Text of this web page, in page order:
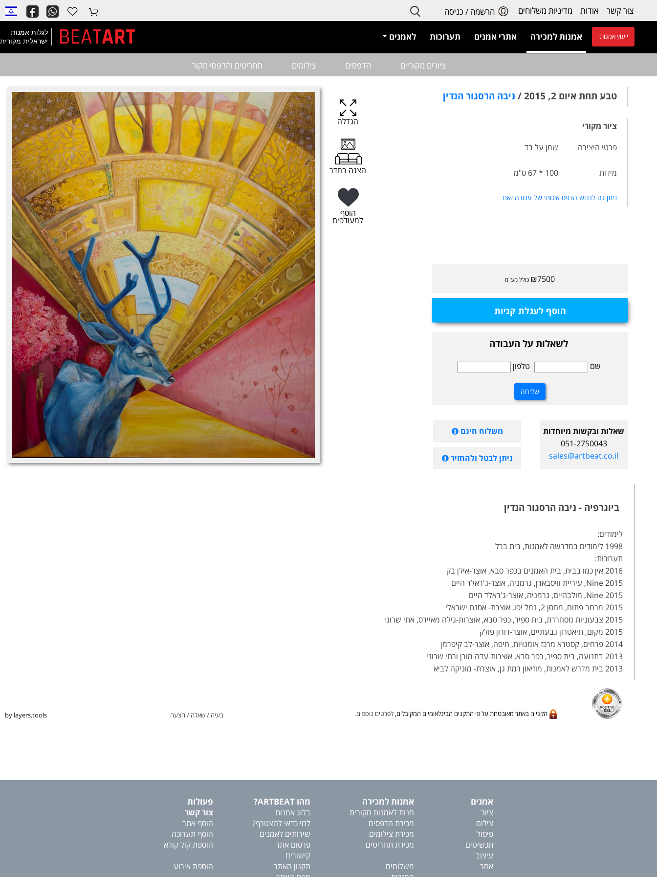
צור קשר אודות מדיניות משלוחים הרשמה / כניסה
לגלות אמנות
ישראלית מקורית
ART
BEAT ייעוץ אמנותי אמנות למכירה אתרי אמנים תערוכות לאמנים
ציורים מקוריים הדפסים צילומים תחריטים והדפסי מקור
הגדלה
הצגה בחדר
הוסף
למעודפים
טבע תחת איום 2, 2015 / ניבה הרסגור הנדין
ציור מקורי
פרטי היצירה
שמן על בד
מידות 100 * 67 ס"מ
ניתן גם לרכוש הדפס איכותי של עבודה זאת
₪7500 כולל מע"מ
הוסף לעגלת קניות
לשאלות על העבודה
שם טלפון
שאלות ובקשות מיוחדות
051-2750043
sales@artbeat.co.il
משלוח חינם
ניתן לבטל ולהחזיר
ביוגרפיה - ניבה הרסגור הנדין
לימודים:
1998 לימודים במדרשה לאמנות, בית ברל
תערוכות:
2016 אין כמו בבית, בית האמנים בכפר סבא, אוצר-אילן בק
2015 Nine, עיריית וויסבאדן, גרמניה, אוצר-ג'ראלד היים
2015 Nine, מולבהיים, גרמניה, אוצר-ג'ראלד היים
2015 מרחב פתוח, מחסן 2, נמל יפו, אוצרת- אסנת ישראלי
2015 צבעוניות מסחררת, בית ספיר, כפר סבא, אוצרות-גילה מאיירס, אתי שרוני
2015 מקום, תיאטרון גבעתיים, אוצר-דורון פולק
2014 פרחים, קסטרא מרכז אומנויות, חיפה, אוצר-לב קיפרמן
2013 בתנועה, בית ספיר, כפר סבא, אוצרות-עדה מורן ורתי שרוני
2013 בית מדרש לאמנות, מוזיאון רמת גן, אוצרת- מוניקה לביא
הקנייה באתר מאובטחת על פי התקנים הבינלאומיים המקובלים, לפרטים נוספים. בעיה / שאלה / הצעה by layers.tools
אמנים
ציור
צילום
פיסול
תכשיטים
עיצוב
אחר
אמנות למכירה
חנות לאמנות מקורית
מכירת הדפסים
מכירת צילומים
מכירת תחריטים
משלוחים
מהו ARTBEAT?
בלוג אמנות
למי כדאי להצטרף?
שירותים לאמנים
פרסום אתר
קישורים
תקנון האתר
פעולות
צור קשר
הוסף אתר
הוסף תערוכה
הוספת קול קורא
הוספת אירוע